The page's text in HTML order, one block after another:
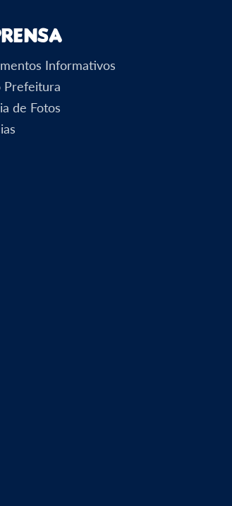
Informativos
Prefeitura
de Fotos